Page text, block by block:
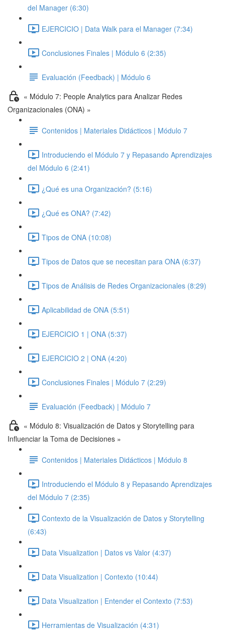
del Manager (6:30)
EJERCICIO | Data Walk para el Manager (7:34)
Conclusiones Finales | Módulo 6 (2:35)
Evaluación (Feedback) | Módulo 6
« Módulo 7: People Analytics para Analizar Redes
Organizacionales (ONA) »
Contenidos | Materiales Didácticos | Módulo 7
Introduciendo el Módulo 7 y Repasando Aprendizajes
del Módulo 6 (2:41)
¿Qué es una Organización? (5:16)
¿Qué es ONA? (7:42)
Tipos de ONA (10:08)
Tipos de Datos que se necesitan para ONA (6:37)
Tipos de Análisis de Redes Organizacionales (8:29)
Aplicabilidad de ONA (5:51)
EJERCICIO 1 | ONA (5:37)
EJERCICIO 2 | ONA (4:20)
Conclusiones Finales | Módulo 7 (2:29)
Evaluación (Feedback) | Módulo 7
« Módulo 8: Visualización de Datos y Storytelling para
Influenciar la Toma de Decisiones »
Contenidos | Materiales Didácticos | Módulo 8
Introduciendo el Módulo 8 y Repasando Aprendizajes
del Módulo 7 (2:35)
Contexto de la Visualización de Datos y Storytelling
(6:43)
Data Visualization | Datos vs Valor (4:37)
Data Visualization | Contexto (10:44)
Data Visualization | Entender el Contexto (7:53)
Herramientas de Visualización (4:31)